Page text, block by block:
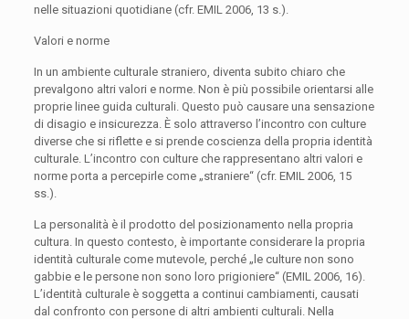
nelle situazioni quotidiane (cfr. EMIL 2006, 13 s.).
Valori e norme
In un ambiente culturale straniero, diventa subito chiaro che
prevalgono altri valori e norme. Non è più possibile orientarsi alle
proprie linee guida culturali. Questo può causare una sensazione
di disagio e insicurezza. È solo attraverso l’incontro con culture
diverse che si riflette e si prende coscienza della propria identità
culturale. L’incontro con culture che rappresentano altri valori e
norme porta a percepirle come „straniere“ (cfr. EMIL 2006, 15
ss.).
La personalità è il prodotto del posizionamento nella propria
cultura. In questo contesto, è importante considerare la propria
identità culturale come mutevole, perché „le culture non sono
gabbie e le persone non sono loro prigioniere“ (EMIL 2006, 16).
L’identità culturale è soggetta a continui cambiamenti, causati
dal confronto con persone di altri ambienti culturali. Nella